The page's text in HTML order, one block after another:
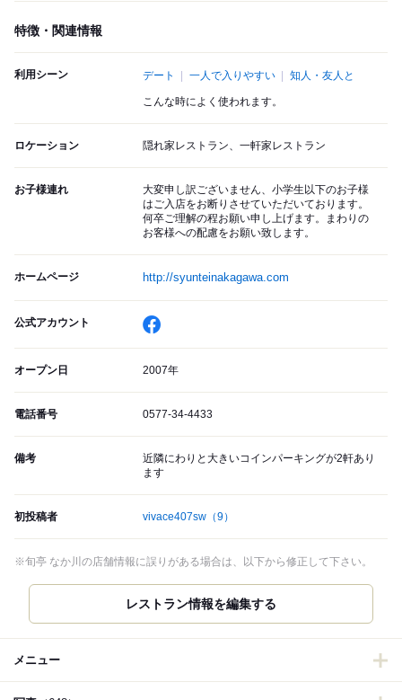
特徴・関連情報
利用シーン デート 一人で入りやすい 知人・友人と
こんな時によく使われます。
ロケーション 隠れ家レストラン、一軒家レストラン
お子様連れ
大変申し訳ございません、小学生以下のお子様
はご入店をお断りさせていただいております。
何卒ご理解の程お願い申し上げます。まわりの
お客様への配慮をお願い致します。
ホームページ http://syunteinakagawa.com
公式アカウント
オープン日 2007年
電話番号 0577-34-4433
備考
近隣にわりと大きいコインパーキングが2軒あり
ます
初投稿者 vivace407sw （9）
※旬亭 なか川の店舗情報に誤りがある場合は、以下から修正して下さい。
レストラン情報を編集する
メニュー